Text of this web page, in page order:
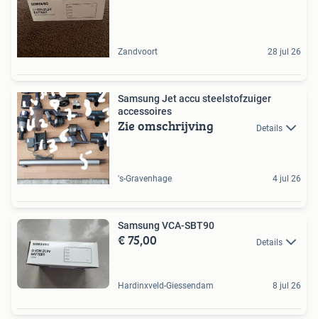
Zandvoort 28 jul 26
Samsung Jet accu steelstofzuiger
accessoires
Zie omschrijving Details
's-Gravenhage 4 jul 26
Samsung VCA-SBT90
€ 75,00 Details
Hardinxveld-Giessendam 8 jul 26